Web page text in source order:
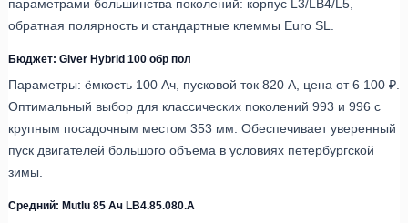
параметрами большинства поколений: корпус L3/LB4/L5,
обратная полярность и стандартные клеммы Euro SL.
Бюджет: Giver Hybrid 100 обр пол
Параметры: ёмкость 100 Ач, пусковой ток 820 А, цена от 6 100 ₽.
Оптимальный выбор для классических поколений 993 и 996 с
крупным посадочным местом 353 мм. Обеспечивает уверенный
пуск двигателей большого объема в условиях петербургской
зимы.
Средний: Mutlu 85 Ач LB4.85.080.A